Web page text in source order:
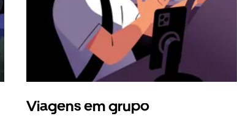
Viagens em grupo